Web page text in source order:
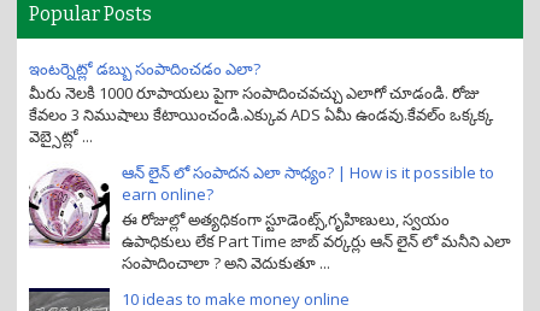
Popular Posts
ఇంటర్నెట్లో డబ్బు సంపాదించడం ఎలా?
మీరు నెలకి 1000 రూపాయలు పైగా సంపాదించవచ్చు ఎలాగో చూడండి. రోజు
కేవలం 3 నిముషాలు కేటాయించండి.ఎక్కువ ADS ఏమీ ఉండవు.కేవల్ం ఒక్కక్క
వెబ్సైట్లో ...
ఆన్ లైన్ లో సంపాదన ఎలా సాధ్యం? | How is it possible to
earn online?
ఈ రోజుల్లో అత్యధికంగా స్టూడెంట్స్,గృహిణులు, స్వయం
ఉపాధికులు లేక Part Time జాబ్ వర్కర్లు ఆన్ లైన్ లో మనీని ఎలా
సంపాదించాలా ? అని వెదుకుతూ ...
10 ideas to make money online